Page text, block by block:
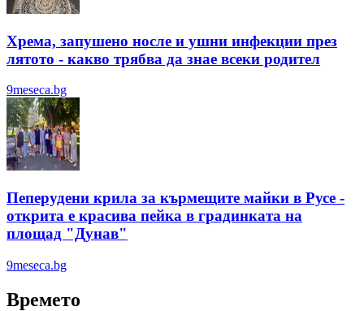
Хрема, запушено носле и ушни инфекции през
лятотo - какво трябва да знае всеки родител
9meseca.bg
Пеперудени крила за кърмещите майки в Русе -
открита е красива пейка в градинката на
площад "Дунав"
9meseca.bg
Времето